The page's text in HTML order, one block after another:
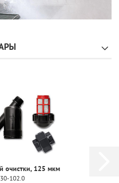
очистки, 125 мкм
102.0